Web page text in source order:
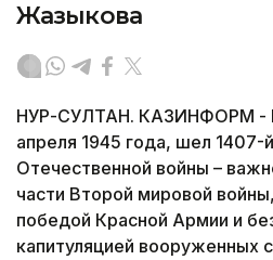
Жазыкова
НУР-СУЛТАН. КАЗИНФОРМ -
апреля 1945 года, шел 1407-
Отечественной войны –
части Второй мировой
победой Красной Армии и
капитуляцией вооруженных